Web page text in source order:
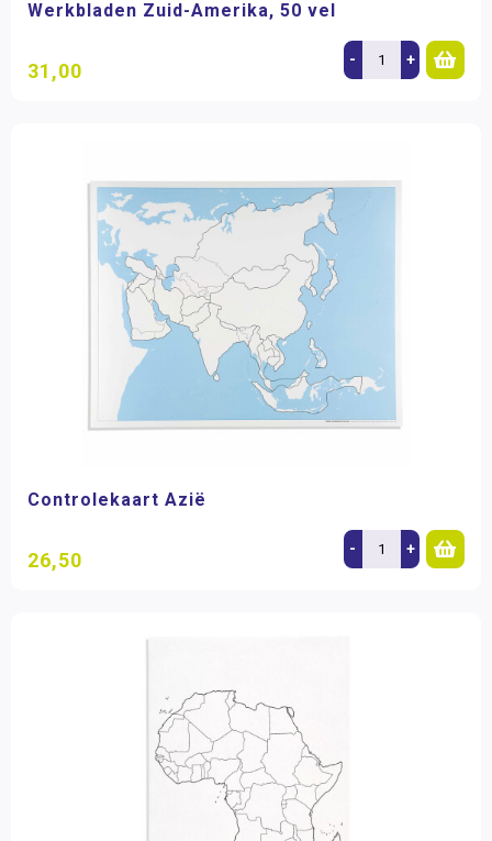
Werkbladen Zuid-Amerika, 50 vel
31,00 - +
Controlekaart Azië
26,50 - +